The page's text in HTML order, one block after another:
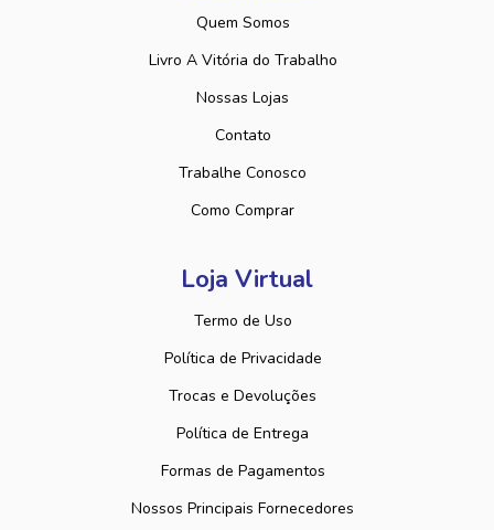
Quem Somos
Livro A Vitória do Trabalho
Nossas Lojas
Contato
Trabalhe Conosco
Como Comprar
Loja Virtual
Termo de Uso
Política de Privacidade
Trocas e Devoluções
Política de Entrega
Formas de Pagamentos
Nossos Principais Fornecedores